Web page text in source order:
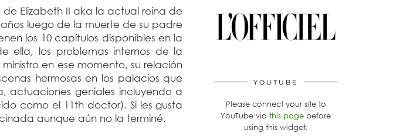
Elizabeth II aka la actual reina de
luego de la muerte de su padre
los 10 capítulos disponibles en la
ella, los problemas internos de la
en ese momento, su relación
hermosas en los palacios que
actuaciones geniales incluyendo a
como el 11th doctor). Si les gusta
aunque aún no la terminé.
YOUTUBE
Please connect your site to
YouTube viathis page before
using this widget.